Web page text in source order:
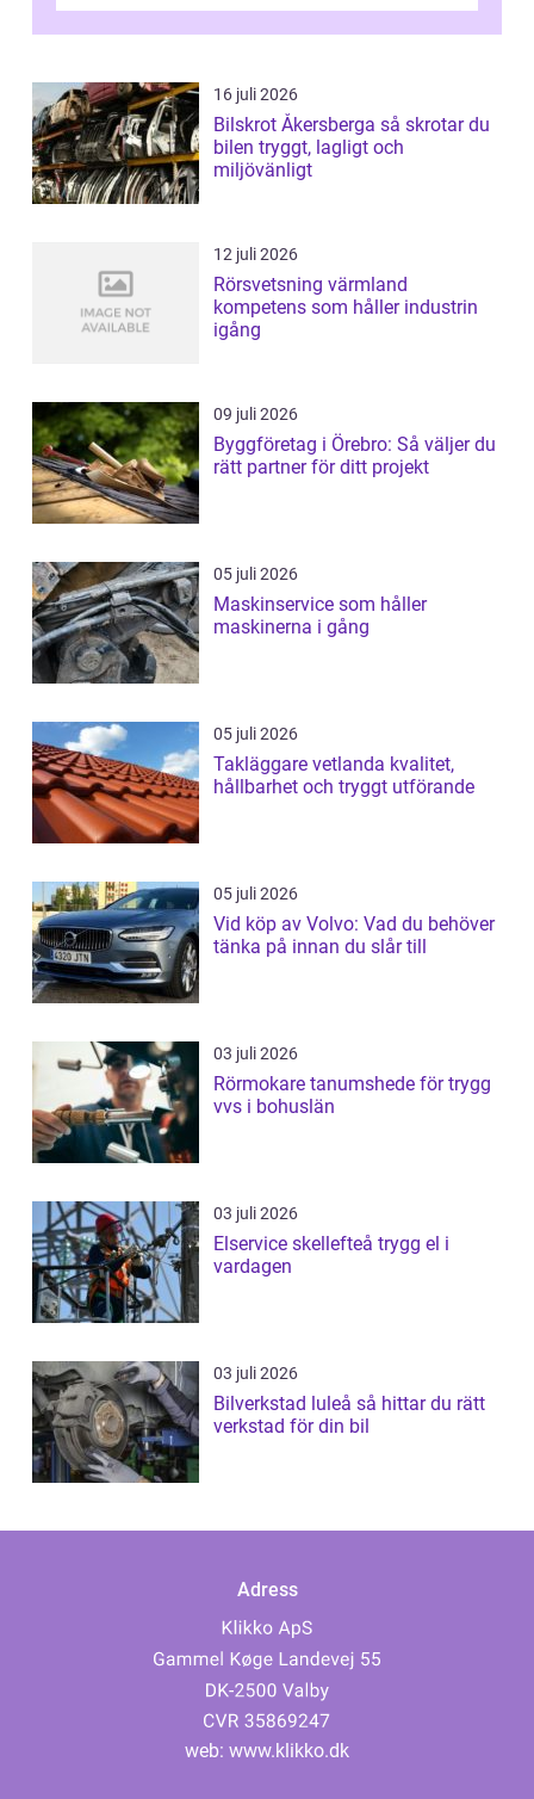
16 juli 2026
Bilskrot Åkersberga så skrotar du
bilen tryggt, lagligt och
miljövänligt
12 juli 2026
Rörsvetsning värmland
kompetens som håller industrin
igång
09 juli 2026
Byggföretag i Örebro: Så väljer du
rätt partner för ditt projekt
05 juli 2026
Maskinservice som håller
maskinerna i gång
05 juli 2026
Takläggare vetlanda kvalitet,
hållbarhet och tryggt utförande
05 juli 2026
Vid köp av Volvo: Vad du behöver
tänka på innan du slår till
03 juli 2026
Rörmokare tanumshede för trygg
vvs i bohuslän
03 juli 2026
Elservice skellefteå trygg el i
vardagen
03 juli 2026
Bilverkstad luleå så hittar du rätt
verkstad för din bil
Adress
web: www.klikko.dk